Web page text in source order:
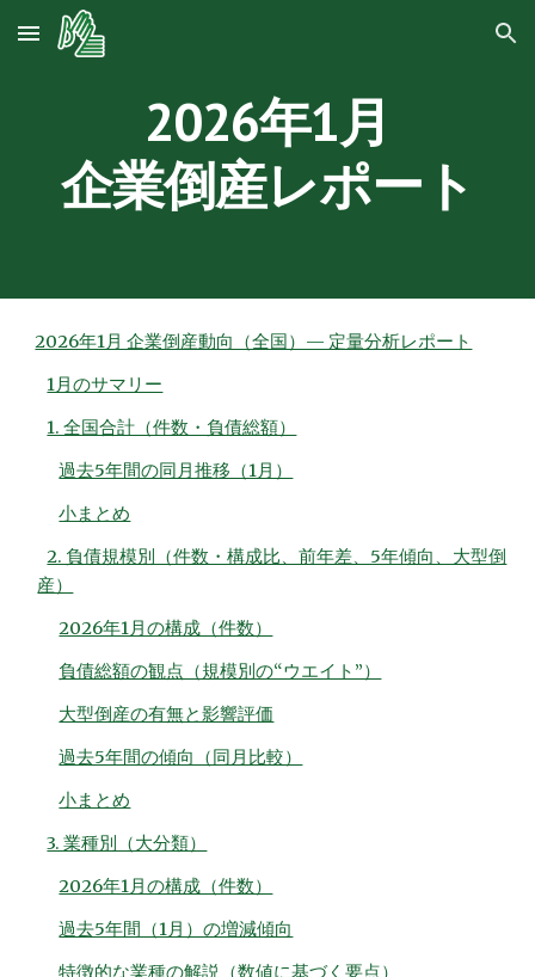
Skip to main content Skip to navigation
2026年1月
企業倒産レポート
2026年1月 企業倒産動向（全国）— 定量分析レポート
1月のサマリー
1. 全国合計（件数・負債総額）
過去5年間の同月推移（1月）
小まとめ
2. 負債規模別（件数・構成比、前年差、5年傾向、大型倒
産）
2026年1月の構成（件数）
負債総額の観点（規模別の“ウエイト”）
大型倒産の有無と影響評価
過去5年間の傾向（同月比較）
小まとめ
3. 業種別（大分類）
2026年1月の構成（件数）
過去5年間（1月）の増減傾向
特徴的な業種の解説（数値に基づく要点）